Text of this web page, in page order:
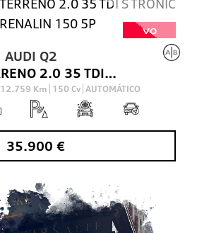
VO
AUDI Q2
TODOTERRENO 2.0 35 TDI S TRONIC ADRENALIN 150 5P
12.759 Km 150 Cv AUTOMÁTICO
35.900 €